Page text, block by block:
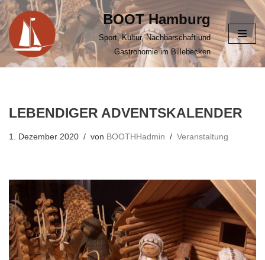
Zum
Inhalt
springen
BOOT Hamburg
Sport, Kultur, Nachbarschaft und
Gastronomie im Billebecken
LEBENDIGER ADVENTSKALENDER
1. Dezember 2020 von BOOTHHadmin Veranstaltung